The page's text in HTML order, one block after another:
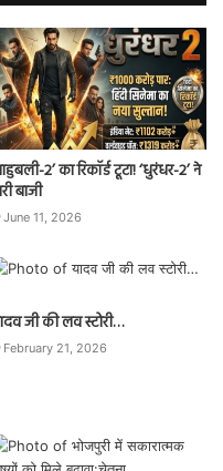
2’ का रिकॉर्ड टूटा! ‘धुरंधर-2’ ने
बाजी
June 11, 2026
जी की लव स्टोरी…
February 21, 2026